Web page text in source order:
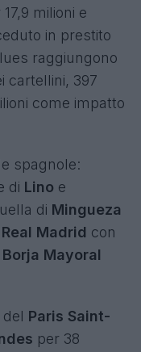
17,9 milioni e
in prestito
raggiungono
cartellini, 397
come impatto
spagnole:
di Lino e
di Mingueza
Real Madrid con
Borja Mayoral
Paris Saint-
per 38